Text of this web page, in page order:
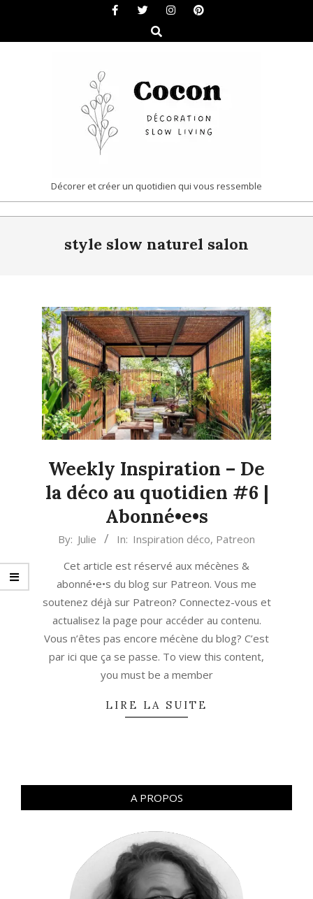
content
Search
COCON
|
DÉCORATION
LIVING
Décorer et créer un quotidien qui vous ressemble
style slow naturel salon
Weekly Inspiration – De
la déco au quotidien #6 |
Abonné•e•s
2021-
By: Julie In: Inspiration déco, Patreon
Cet article est réservé aux mécènes &
abonné•e•s du blog sur Patreon. Vous me
soutenez déjà sur Patreon? Connectez-vous et
actualisez la page pour accéder au contenu.
Vous n’êtes pas encore mécène du blog? C’est
par ici que ça se passe. To view this content,
you must be a member
LIRE LA SUITE
A PROPOS